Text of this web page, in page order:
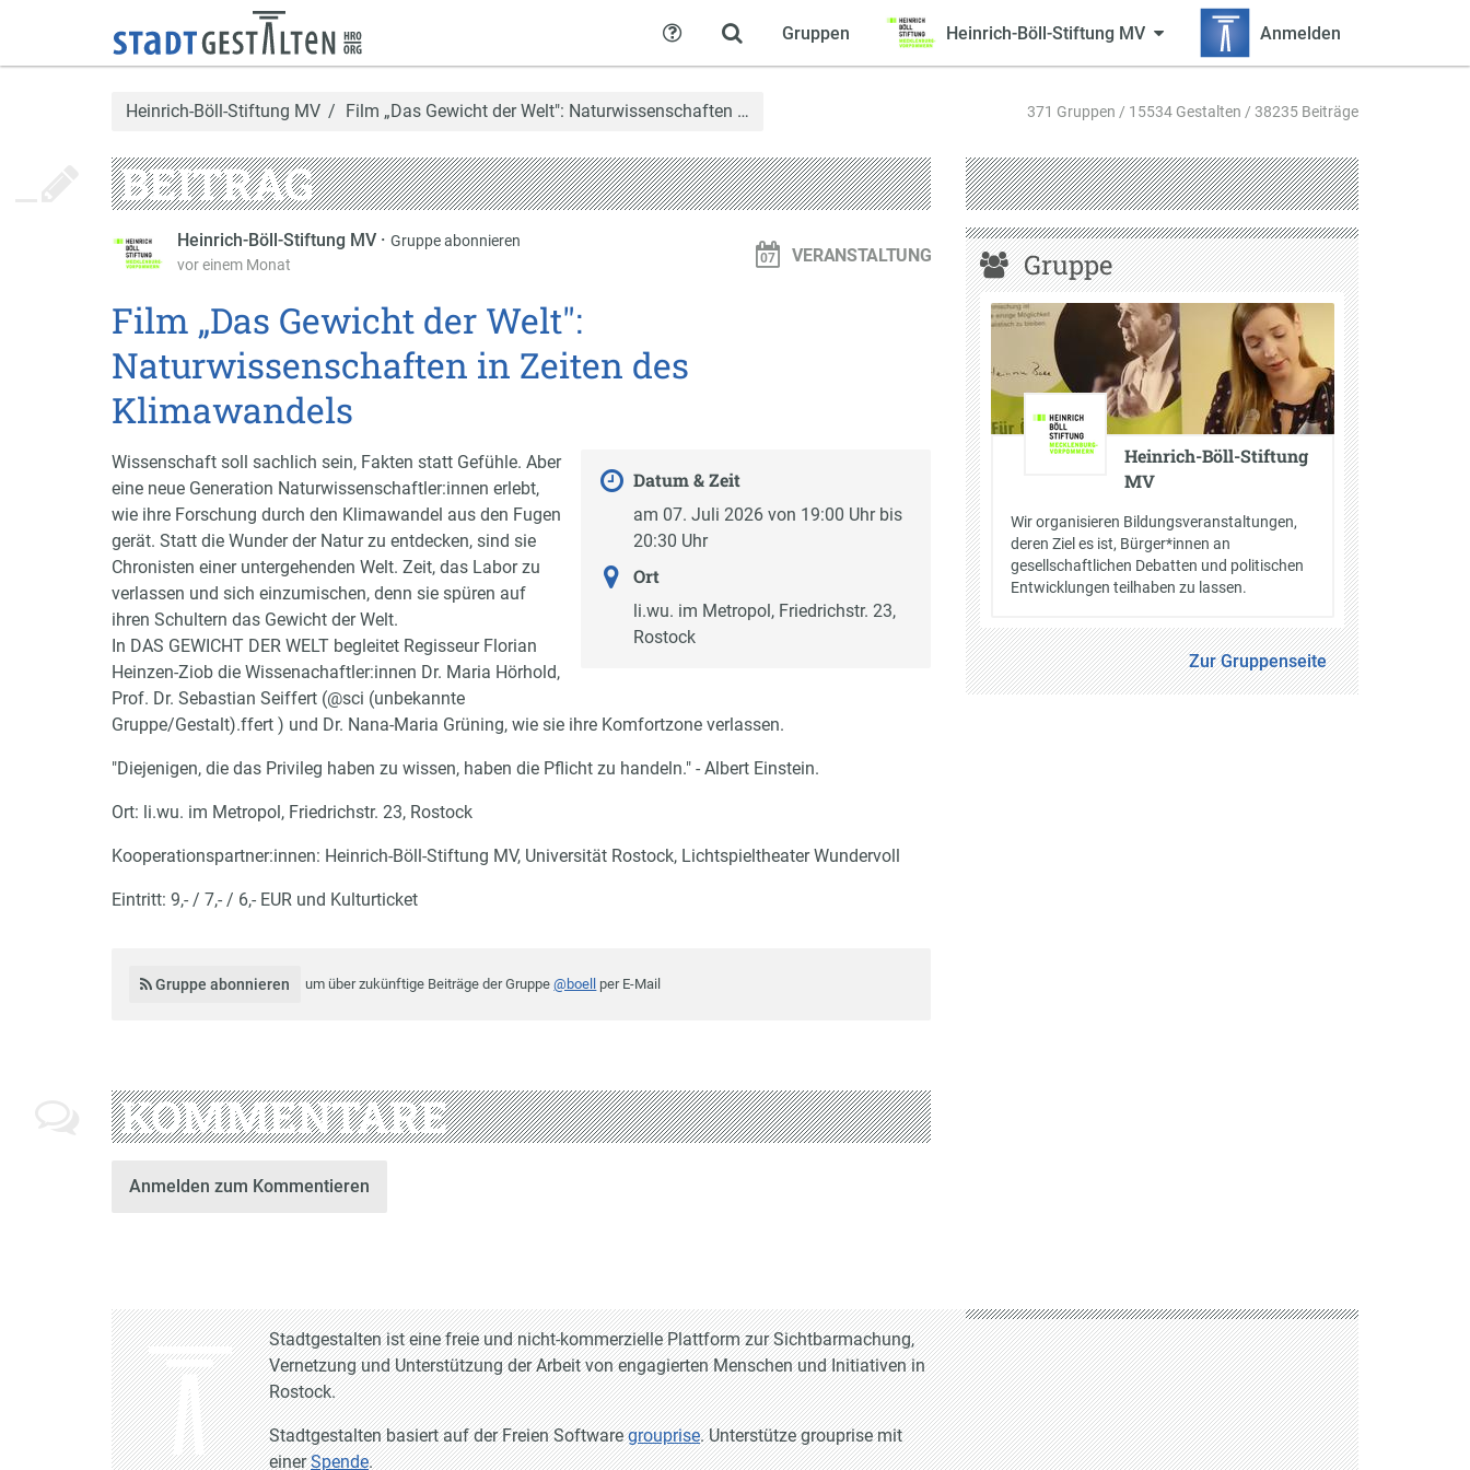
Gruppen Heinrich-Böll-Stiftung MV Anmelden
Hilfe
Heinrich-Böll-Stiftung MV Film „Das Gewicht der Welt": Naturwissenschaften … 371 Gruppen / 15534 Gestalten / 38235 Beiträge
BEITRAG
Heinrich-Böll-Stiftung MV · Gruppe abonnieren
vor einem Monat
VERANSTALTUNG
Film „Das Gewicht der Welt":
Naturwissenschaften in Zeiten des
Klimawandels
Datum & Zeit
am 07. Juli 2026 von 19:00 Uhr bis
20:30 Uhr
Ort
li.wu. im Metropol, Friedrichstr. 23,
Rostock
Wissenschaft soll sachlich sein, Fakten statt Gefühle. Aber
eine neue Generation Naturwissenschaftler:innen erlebt,
wie ihre Forschung durch den Klimawandel aus den Fugen
gerät. Statt die Wunder der Natur zu entdecken, sind sie
Chronisten einer untergehenden Welt. Zeit, das Labor zu
verlassen und sich einzumischen, denn sie spüren auf
ihren Schultern das Gewicht der Welt.
In DAS GEWICHT DER WELT begleitet Regisseur Florian
Heinzen-Ziob die Wissenachaftler:innen Dr. Maria Hörhold,
Prof. Dr. Sebastian Seiffert (@sci (unbekannte
Gruppe/Gestalt).ffert ) und Dr. Nana-Maria Grüning, wie sie ihre Komfortzone verlassen.
"Diejenigen, die das Privileg haben zu wissen, haben die Pflicht zu handeln." - Albert Einstein.
Ort: li.wu. im Metropol, Friedrichstr. 23, Rostock
Kooperationspartner:innen: Heinrich-Böll-Stiftung MV, Universität Rostock, Lichtspieltheater Wundervoll
Eintritt: 9,- / 7,- / 6,- EUR und Kulturticket
Gruppe abonnieren um über zukünftige Beiträge der Gruppe@boell per E-Mail
KOMMENTARE
Anmelden zum Kommentieren
Gruppe
Heinrich-Böll-Stiftung
MV
Wir organisieren Bildungsveranstaltungen,
deren Ziel es ist, Bürger*innen an
gesellschaftlichen Debatten und politischen
Entwicklungen teilhaben zu lassen.
Zur Gruppenseite
Stadtgestalten ist eine freie und nicht-kommerzielle Plattform zur Sichtbarmachung,
Vernetzung und Unterstützung der Arbeit von engagierten Menschen und Initiativen in
Rostock.
Stadtgestalten basiert auf der Freien Softwaregrouprise. Unterstütze grouprise mit
einerSpende.